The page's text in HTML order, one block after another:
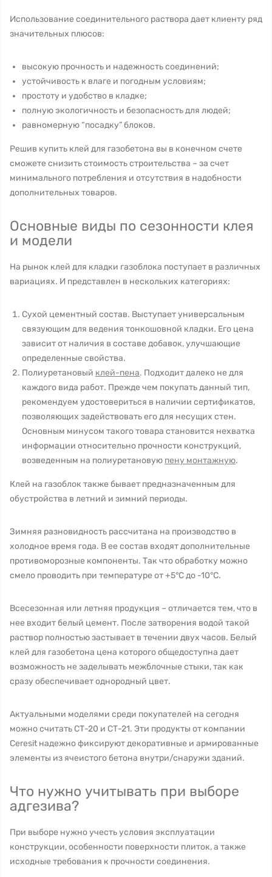
Использование соединительного раствора дает клиенту ряд
значительных плюсов:
высокую прочность и надежность соединений;
устойчивость к влаге и погодным условиям;
простоту и удобство в кладке;
полную экологичность и безопасность для людей;
равномерную “посадку” блоков.
Решив купить клей для газобетона вы в конечном счете
сможете снизить стоимость строительства – за счет
минимального потребления и отсутствия в надобности
дополнительных товаров.
Основные виды по сезонности клея
и модели
На рынок клей для кладки газоблока поступает в различных
вариациях. И представлен в нескольких категориях:
Сухой цементный состав. Выступает универсальным
связующим для ведения тонкошовной кладки. Его цена
зависит от наличия в составе добавок, улучшающие
определенные свойства.
Полиуретановый клей-пена. Подходит далеко не для
каждого вида работ. Прежде чем покупать данный тип,
рекомендуем удостовериться в наличии сертификатов,
позволяющих задействовать его для несущих стен.
Основным минусом такого товара становится нехватка
информации относительно прочности конструкций,
возведенным на полиуретановую пену монтажную.
Клей на газоблок также бывает предназначенным для
обустройства в летний и зимний периоды.
Зимняя разновидность рассчитана на производство в
холодное время года. В ее состав входят дополнительные
противоморозные компоненты. Так что обработку можно
смело проводить при температуре от +5°C до -10°C.
Всесезонная или летняя продукция – отличается тем, что в
нее входит белый цемент. После затворения водой такой
раствор полностью застывает в течении двух часов. Белый
клей для газобетона цена которого общедоступна дает
возможность не заделывать межблочные стыки, так как
сразу обеспечивает однородный цвет.
Актуальными моделями среди покупателей на сегодня
можно считать СТ-20 и СТ-21. Эти продукты от компании
Ceresit надежно фиксируют декоративные и армированные
элементы из ячеистого бетона внутри/снаружи зданий.
Что нужно учитывать при выборе
адгезива?
При выборе нужно учесть условия эксплуатации
конструкции, особенности поверхности плиток, а также
исходные требования к прочности соединения.